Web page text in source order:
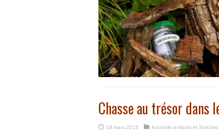
Chasse au trésor dans
18 mars 2015 Activités enfants et familles